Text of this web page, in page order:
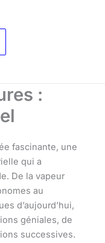
:
fascinante, une
qui a
De la vapeur
au
d’aujourd’hui,
géniales, de
successives.